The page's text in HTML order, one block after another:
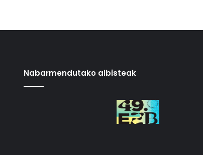
Nabarmendutako albisteak